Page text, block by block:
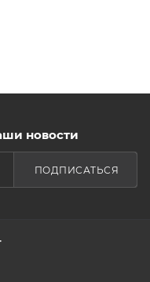
новости
ПОДПИСАТЬСЯ